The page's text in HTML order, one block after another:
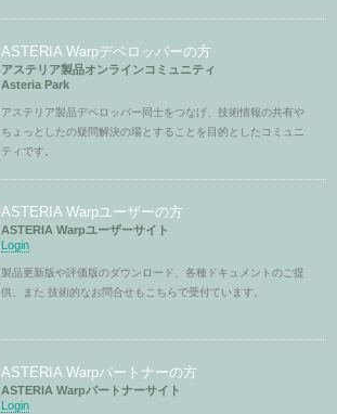
ASTERIA Warpデベロッパーの方
アステリア製品オンラインコミュニティ
Asteria Park
アステリア製品デベロッパー同士をつなげ、技術情報の共有や
ちょっとしたの疑問解決の場とすることを目的としたコミュニ
ティです。
ASTERIA Warpユーザーの方
ASTERIA Warpユーザーサイト
Login
製品更新版や評価版のダウンロード、各種ドキュメントのご提
供、また 技術的なお問合せもこちらで受付ています。
ASTERIA Warpパートナーの方
ASTERIA Warpパートナーサイト
Login